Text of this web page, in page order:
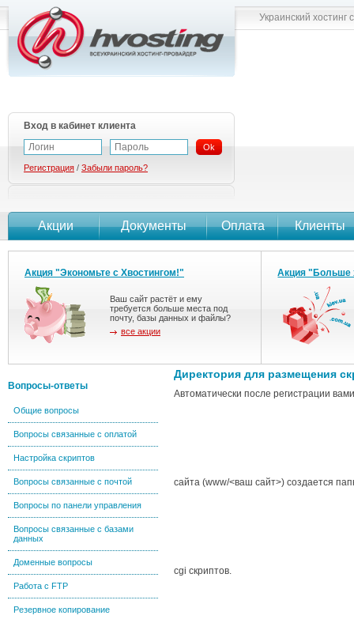
Директория для размещения
Автоматически после регистрации
сайта (www/<ваш сайт>) создается
cgi скриптов.
Акции Документы Оплата Клиенты
Украинский
Вход в кабинет клиента
Ok
Регистрация / Забыли пароль?
Акция "Экономьте с Хвостингом!"
Ваш сайт растёт и ему
требуется больше места под
почту, базы данных и файлы?
все акции
Акция "Больше
Вопросы-ответы
Общие вопросы
Вопросы связанные с оплатой
Настройка скриптов
Вопросы связанные с почтой
Вопросы по панели управления
Вопросы связанные с базами
данных
Доменные вопросы
Работа с FTP
Резервное копирование